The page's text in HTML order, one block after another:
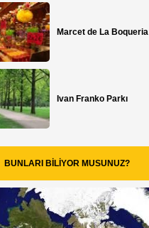
Marcet de La Boqueria
Ivan Franko Parkı
BUNLARI BILIYOR MUSUNUZ?